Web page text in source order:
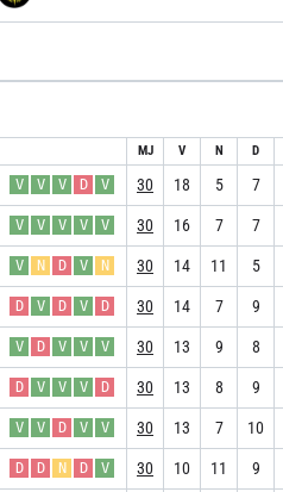
MJ V N D
V V V D V 30 18 5 7
V V V V V 30 16 7 7
V N D V N 30 14 11 5
D V D V D 30 14 7 9
V D V V V 30 13 9 8
D V V V D 30 13 8 9
V V D V V 30 13 7 10
D D N D V 30 10 11 9